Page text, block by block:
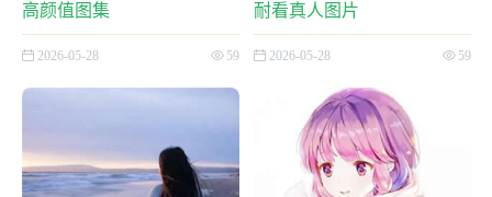
高颜值图集
2026-05-28 59
耐看真人图片
2026-05-28 59